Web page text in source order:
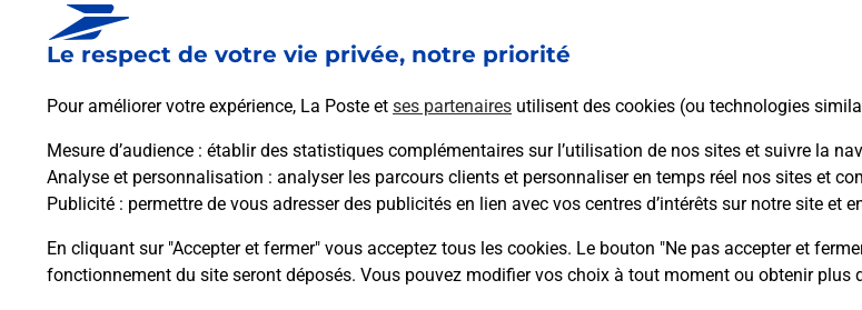
Le respect de votre vie privée, notre priorité
Pour améliorer votre expérience, La Poste et ses partenaires utilisent des cookies (ou technologies
Mesure d’audience : établir des statistiques complémentaires sur l’utilisation de nos sites et suivre la
Analyse et personnalisation : analyser les parcours clients et personnaliser en temps réel nos sites et
Publicité : permettre de vous adresser des publicités en lien avec vos centres d’intérêts sur notre site et
En cliquant sur "Accepter et fermer" vous acceptez tous les cookies. Le bouton "Ne pas accepter et
fonctionnement du site seront déposés. Vous pouvez modifier vos choix à tout moment ou obtenir plus
Boîte aux lettres La Poste
Prochaine collecte du courrier jeudià 09h00
2 Rue De La Mairie
Itinéraire